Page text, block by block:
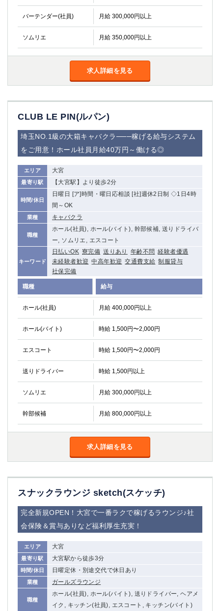
バーテンダー(社員) 月給 300,000円以上
ソムリエ 月給 350,000円以上
求人詳細を見る
CLUB LE PIN(ルパン)
埼玉NO.1級の大箱キャバクラ───稼げる給与システム
をご用意！ホール社員月給40万円～働ける◎
エリア 大宮
最寄り駅 【大宮駅】より徒歩2分
時間/休日
日曜日 [ア]時間・曜日応相談 [社]週休2日制 ◇1日4時
間～OK
業種 キャバクラ
職種
ホール(社員), ホール(バイト), 幹部候補, 送りドライバ
ー, ソムリエ, エスコート
キーワード
日払いOK 寮完備 送りあり 年齢不問 経験者優遇
未経験者歓迎 中高年歓迎 交通費支給 制服貸与
社保完備
職種 給与
ホール(社員) 月給 400,000円以上
ホール(バイト) 時給 1,500円〜2,000円
エスコート 時給 1,500円〜2,000円
送りドライバー 時給 1,500円以上
ソムリエ 月給 300,000円以上
幹部候補 月給 800,000円以上
求人詳細を見る
スナックラウンジ sketch(スケッチ)
完全新規OPEN！大宮で一番ラクで稼げるラウンジ♪社
会保険＆賞与ありなど福利厚生充実！
エリア 大宮
最寄り駅 大宮駅から徒歩3分
時間/休日 日曜定休・別途交代で休日あり
業種 ガールズラウンジ
職種
ホール(社員), ホール(バイト), 送りドライバー, ヘアメ
イク, キッチン(社員), エスコート, キッチン(バイト)